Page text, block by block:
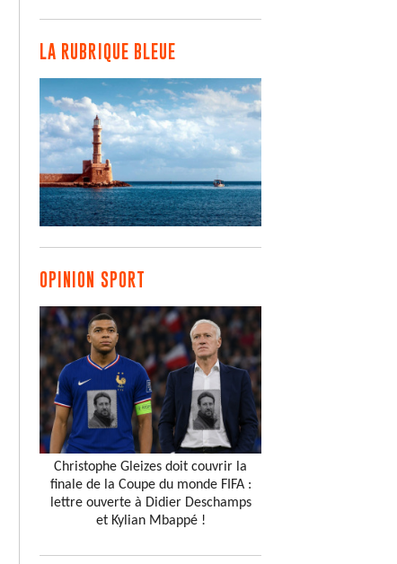
LA RUBRIQUE BLEUE
OPINION SPORT
Christophe Gleizes doit couvrir la
finale de la Coupe du monde FIFA :
lettre ouverte à Didier Deschamps
et Kylian Mbappé !